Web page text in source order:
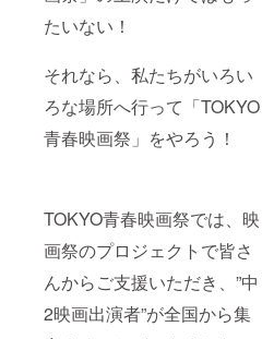
たいない！
それなら、私たちがいろい
ろな場所へ行って「TOKYO
青春映画祭」をやろう！
TOKYO青春映画祭では、映
画祭のプロジェクトで皆さ
んからご支援いただき、”中
2映画出演者”が全国から集